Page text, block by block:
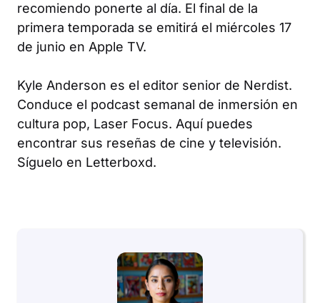
recomiendo ponerte al día. El final de la
primera temporada se emitirá el miércoles 17
de junio en Apple TV.
Kyle Anderson es el editor senior de Nerdist.
Conduce el podcast semanal de inmersión en
cultura pop, Laser Focus. Aquí puedes
encontrar sus reseñas de cine y televisión.
Síguelo en Letterboxd.